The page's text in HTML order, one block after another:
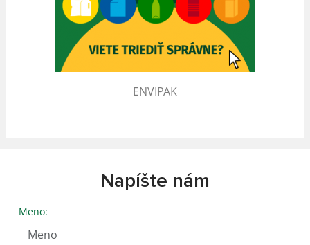
ENVIPAK
Napíšte nám
Meno: